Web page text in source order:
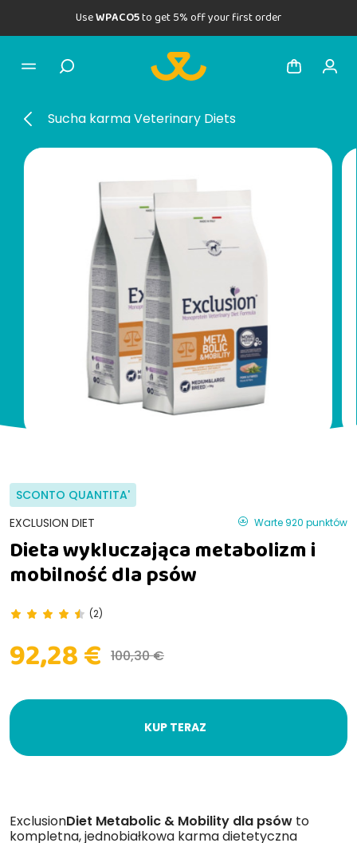
UseWPACO5to get 5% off your first order
Sucha karma Veterinary Diets
SCONTO QUANTITA'
EXCLUSION DIET
Warte 920 punktów
Dieta wykluczająca metabolizm i
mobilność dla psów
(2)
92,28 € 100,30 €
KUP TERAZ
ExclusionDiet Metabolic & Mobility dla psów to
kompletna, jednobiałkowa karma dietetyczna